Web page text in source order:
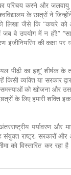
परिचय करने और जलवायु
के छात्रों ने
लिखा जैसे कि “कचरे
वे उपयोग में न हों!”
की कक्षा पर
पीढ़ी का इशू’ शीर्षक
व्यक्ति या सरकार
को खोजना और
के लिए हमारी शक्ति
पर्यावरण और
राष्ट्र, सरकारों और
को विस्तारित कर